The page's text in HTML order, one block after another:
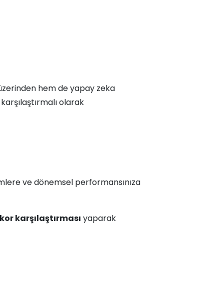
hem de yapay zeka
olarak
ve dönemsel performansınıza
karşılaştırması yaparak